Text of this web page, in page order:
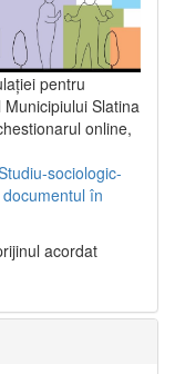
pentru
Slatina
online,
sociologic-
documentul în
acordat